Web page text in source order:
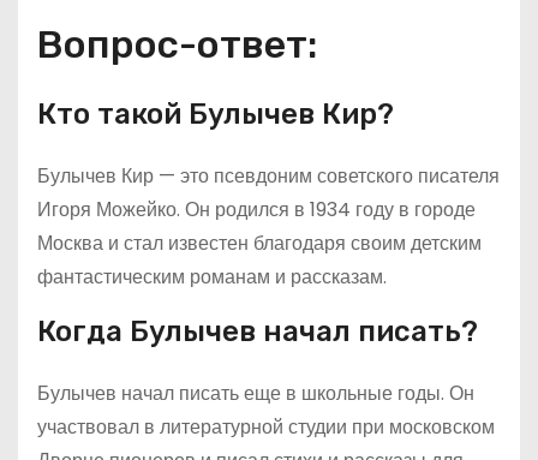
Вопрос-ответ:
Кто такой Булычев Кир?
Булычев Кир — это псевдоним советского писателя
Игоря Можейко. Он родился в 1934 году в городе
Москва и стал известен благодаря своим детским
фантастическим романам и рассказам.
Когда Булычев начал писать?
Булычев начал писать еще в школьные годы. Он
участвовал в литературной студии при московском